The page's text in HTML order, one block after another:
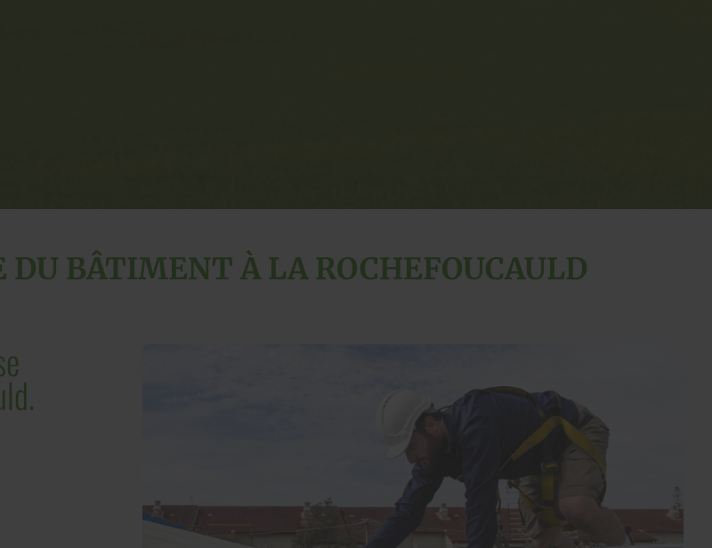
DU BÂTIMENT À LA ROCHEFOUCAULD